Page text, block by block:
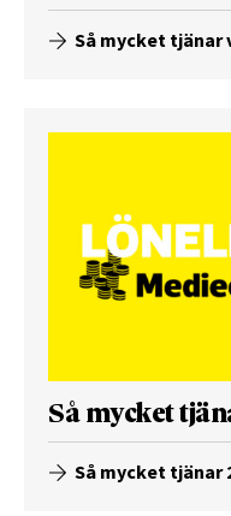
Så mycket tjänar
Så mycket
Så mycket tjänar